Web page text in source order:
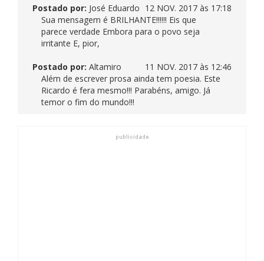
Postado por: José Eduardo 12 NOV. 2017 às 17:18
Sua mensagem é BRILHANTE!!!!!! Eis que
parece verdade Embora para o povo seja
irritante E, pior,
Postado por: Altamiro
11 NOV. 2017 às 12:46
Além de escrever prosa ainda tem poesia. Este
Ricardo é fera mesmo!!! Parabéns, amigo. Já
temor o fim do mundo!!!